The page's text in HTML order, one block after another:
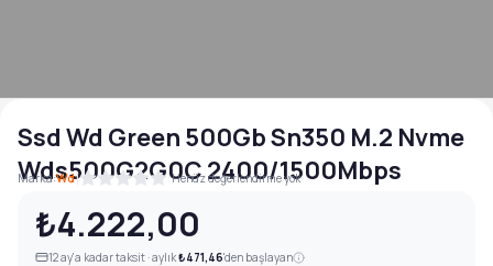
Ssd Wd Green 500Gb Sn350 M.2 Nvme
Wds500G2G0C 2400/1500Mbps
Marka:Wd| Henüz değerlendirme yok
₺4.222,00
12ay'a kadar taksit · aylık₺471,46'den başlayan